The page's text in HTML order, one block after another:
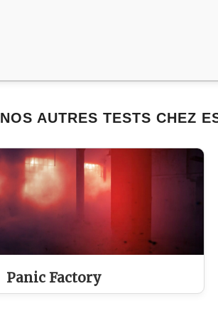
NOS AUTRES TESTS CHEZ
Panic Factory